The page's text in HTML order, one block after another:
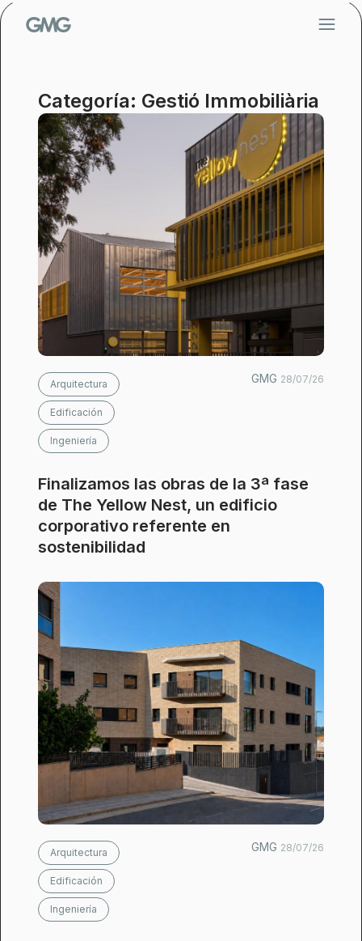
Categoría: Gestió Immobiliària
Arquitectura
Edificación
Ingeniería
GMG 28/07/26
Finalizamos las obras de la 3ª fase
de The Yellow Nest, un edificio
corporativo referente en
sostenibilidad
Arquitectura
Edificación
Ingeniería
GMG 28/07/26